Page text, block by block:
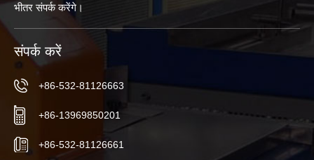
भीतर संपर्क करेंगे।
संपर्क करें
+86-532-81126663
+86-13969850201
+86-532-81126661